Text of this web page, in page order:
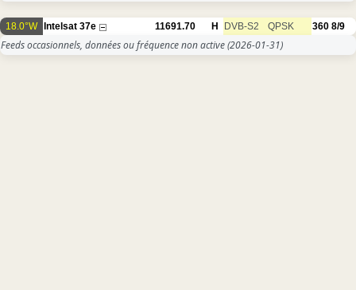
18.0°W Intelsat 37e 11691.70 H DVB-S2 QPSK 360 8/9
Feeds occasionnels, données ou fréquence non active(2026-01-31)